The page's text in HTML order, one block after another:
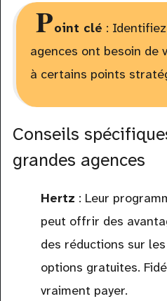
Point clé :
agences ont besoin de
à certains points
Conseils
grandes agences
Hertz : Leur
peut offrir des
des réductions sur
options gratuites.
vraiment payer.